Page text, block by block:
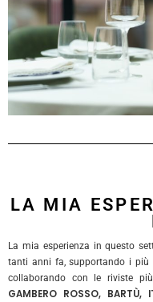
LA MIA
La mia esperienza in questo
tanti anni fa, supportando i più
collaborando con le riviste
GAMBERO ROSSO, BARTÙ,